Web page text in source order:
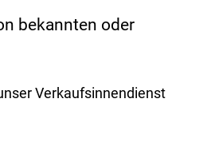
bekannten oder
Verkaufsinnendienst